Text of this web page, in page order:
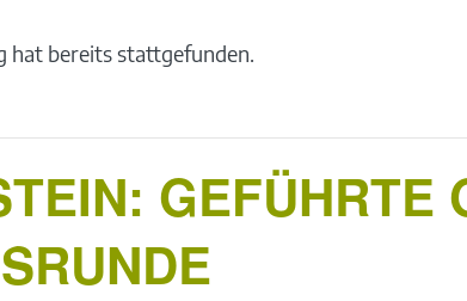
hat bereits stattgefunden.
GEFÜHRTE